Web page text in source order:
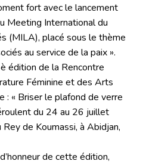
fort avec le lancement
Meeting International du
(MILA), placé sous le thème
au service de la paix ».
édition de la Rencontre
Féminine et des Arts
: « Briser le plafond de verre
du 24 au 26 juillet
de Koumassi, à Abidjan,
de cette édition,